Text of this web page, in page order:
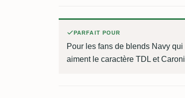
PARFAIT POUR
Pour les fans de blends Navy qui
aiment le caractère TDL et Caroni